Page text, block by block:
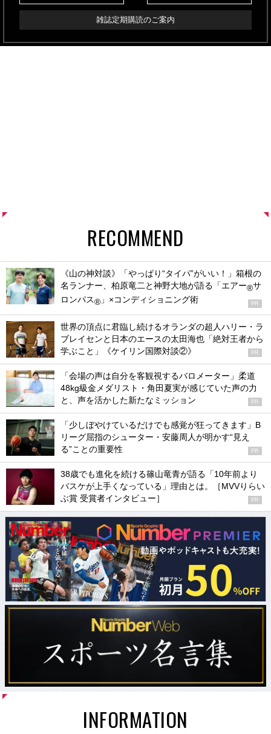
雑誌定期購読のご案内
RECOMMEND
《山の神対談》「やっぱり“タイパ”がいい！」箱根の
名ランナー、柏原竜二と神野大地が語る「エアー®サ
ロンパス® 」×コンディショニング術 PR
世界の頂点に君臨し続けるオランダの超人ハリー・ラ
ブレイセンと日本のエースの太田海也「絶対王者から
学ぶこと」《ケイリン国際対談②》
PR
「会場の声は自分を客観視するバロメーター」柔道
48kg級金メダリスト・角田夏実が感じていた声の力
と、声を活かした新たなミッション
PR
「少しぼやけているだけでも感覚が狂ってきます」B
リーグ屈指のシューター・安藤周人が明かす“見え
る”ことの重要性
PR
38歳でも進化を続ける篠山竜青が語る「10年前より
バスケが上手くなっている」理由とは。［MVVりらい
ぶ賞 受賞者インタビュー］
PR
INFORMATION